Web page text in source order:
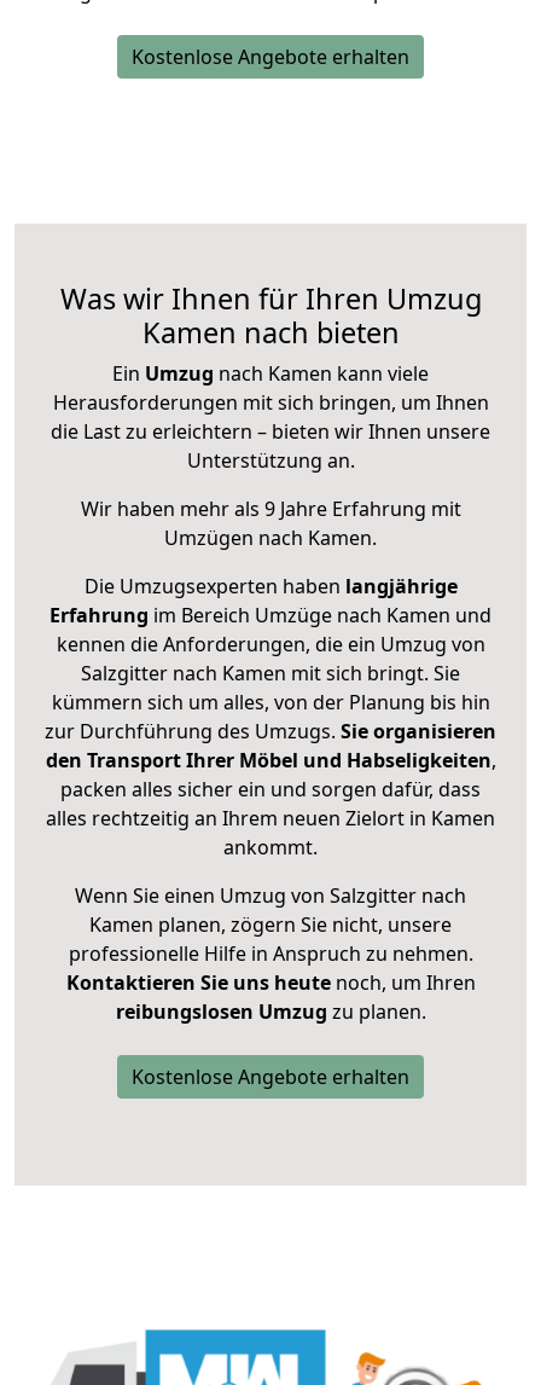
Kostenlose Angebote erhalten
Was wir Ihnen für Ihren Umzug
Kamen nach bieten
Ein Umzug nach Kamen kann viele
Herausforderungen mit sich bringen, um Ihnen
die Last zu erleichtern – bieten wir Ihnen unsere
Unterstützung an.
Wir haben mehr als 9 Jahre Erfahrung mit
Umzügen nach Kamen.
Die Umzugsexperten haben langjährige
Erfahrung im Bereich Umzüge nach Kamen und
kennen die Anforderungen, die ein Umzug von
Salzgitter nach Kamen mit sich bringt. Sie
kümmern sich um alles, von der Planung bis hin
zur Durchführung des Umzugs. Sie organisieren
den Transport Ihrer Möbel und Habseligkeiten,
packen alles sicher ein und sorgen dafür, dass
alles rechtzeitig an Ihrem neuen Zielort in Kamen
ankommt.
Wenn Sie einen Umzug von Salzgitter nach
Kamen planen, zögern Sie nicht, unsere
professionelle Hilfe in Anspruch zu nehmen.
Kontaktieren Sie uns heutenoch, um Ihren
reibungslosen Umzug zu planen.
Kostenlose Angebote erhalten